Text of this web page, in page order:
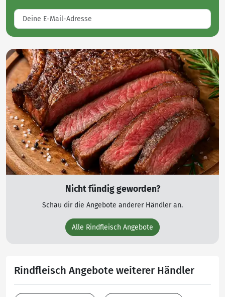
Nicht fündig geworden?
Schau dir die Angebote anderer Händler an.
Alle Rindfleisch Angebote
Rindfleisch Angebote weiterer Händler